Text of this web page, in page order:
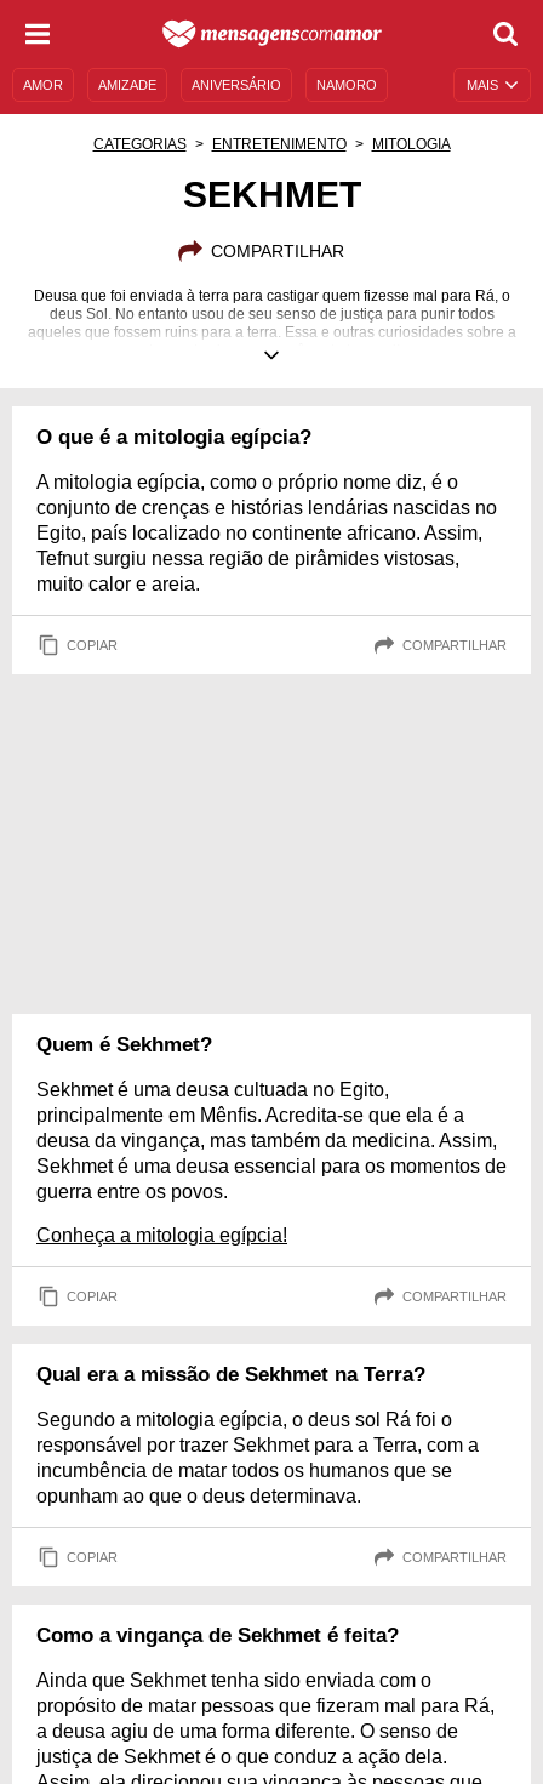
MAIS
AMOR AMIZADE ANIVERSÁRIO NAMORO
CATEGORIAS ENTRETENIMENTO MITOLOGIA
SEKHMET
COMPARTILHAR
Deusa que foi enviada à terra para castigar quem fizesse mal para Rá, o
deus Sol. No entanto usou de seu senso de justiça para punir todos
aqueles que fossem ruins para a terra. Essa e outras curiosidades sobre a
deusa da vingança você pode ler aqui!
O que é a mitologia egípcia?
A mitologia egípcia, como o próprio nome diz, é o
conjunto de crenças e histórias lendárias nascidas no
Egito, país localizado no continente africano. Assim,
Tefnut surgiu nessa região de pirâmides vistosas,
muito calor e areia.
COPIAR COMPARTILHAR
Quem é Sekhmet?
Sekhmet é uma deusa cultuada no Egito,
principalmente em Mênfis. Acredita-se que ela é a
deusa da vingança, mas também da medicina. Assim,
Sekhmet é uma deusa essencial para os momentos de
guerra entre os povos.
Conheça a mitologia egípcia!
COPIAR COMPARTILHAR
Qual era a missão de Sekhmet na Terra?
Segundo a mitologia egípcia, o deus sol Rá foi o
responsável por trazer Sekhmet para a Terra, com a
incumbência de matar todos os humanos que se
opunham ao que o deus determinava.
COPIAR COMPARTILHAR
Como a vingança de Sekhmet é feita?
Ainda que Sekhmet tenha sido enviada com o
propósito de matar pessoas que fizeram mal para Rá,
a deusa agiu de uma forma diferente. O senso de
justiça de Sekhmet é o que conduz a ação dela.